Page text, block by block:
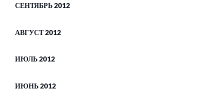
СЕНТЯБРЬ 2012
АВГУСТ 2012
ИЮЛЬ 2012
ИЮНЬ 2012